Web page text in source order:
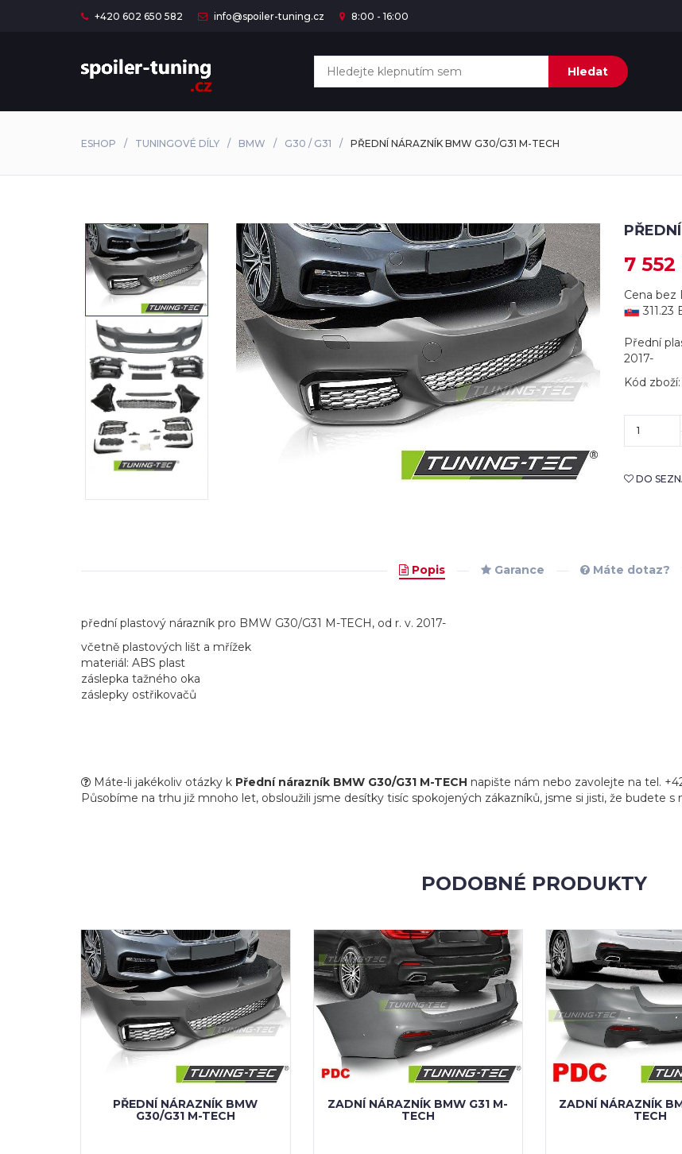
+420 602 650 582 info@spoiler-tuning.cz 8:00 - 16:00
Hledat
ESHOP TUNINGOVÉ DÍLY BMW G30 / G31 PŘEDNÍ NÁRAZNÍK BMW G30/G31 M-TECH
7 552
Cena bez
311.23
Přední
2017-
Kód
DO
Popis Garance Máte dotaz?
přední plastový nárazník pro BMW G30/G31 M-TECH, od r. v. 2017-
včetně plastových lišt a mřížek
materiál: ABS plast
záslepka tažného oka
záslepky ostřikovačů
Máte-li jakékoliv otázky k Přední nárazník BMW G30/G31 M-TECH napište nám nebo zavolejte na tel.
Působíme na trhu již mnoho let, obsloužili jsme desítky tisíc spokojených zákazníků, jsme si jisti, že budete s
PODOBNÉ PRODUKTY
PŘEDNÍ NÁRAZNÍK BMW
G30/G31 M-TECH
ZADNÍ NÁRAZNÍK BMW G31 M-
TECH
ZADNÍ NÁRAZNÍK
TECH